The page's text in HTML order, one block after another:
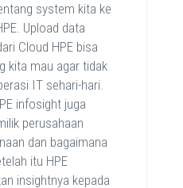
system kita ke
Upload data
Cloud HPE bisa
kita mau agar tidak
IT sehari-hari.
infosight juga
perusahaan
dan bagaimana
itu HPE
insightnya kepada